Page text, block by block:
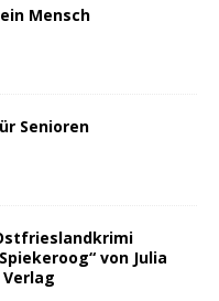
Mensch
Senioren
von Julia